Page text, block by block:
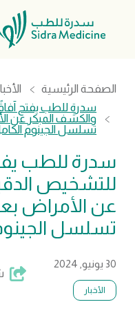
الصفحة الرئيسية
سدرة للطب يفتح
والكشف المبكر عن
تسلسل الجينوم
سدرة للطب
للتشخيص
عن الأمراض
تسلسل
30 يونيو, 2024
الأخبار